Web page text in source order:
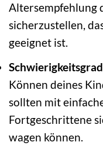
Altersempfehlung
sicherzustellen,
geeignet ist.
Können deines
sollten mit
Fortgeschrittene
wagen können.